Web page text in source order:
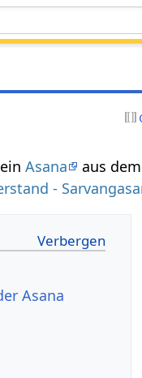
Asana aus
-
Asana